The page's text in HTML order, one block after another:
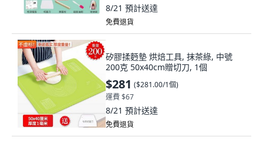
8/21 預計送達
免費退貨
矽膠揉麪墊 烘焙工具, 抹茶綠, 中號
200克 50x40cm贈切刀, 1個
$281 ($281.00/1個)
運費 $67
8/21 預計送達
免費退貨